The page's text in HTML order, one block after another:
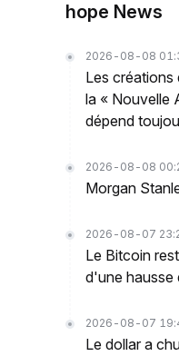
hope News
2026-08-08
Les créations
la « Nouvelle
dépend
2026-08-08
Morgan
2026-08-07
Le Bitcoin
d'une hausse
2026-08-07
Le dollar a